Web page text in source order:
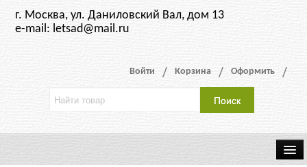
г. Москва, ул. Даниловский Вал, дом 13
e-mail: letsad@mail.ru
Войти Корзина Оформить